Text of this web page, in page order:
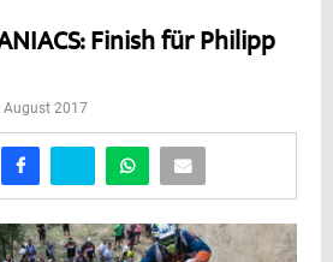
Finish für Philipp
August 2017